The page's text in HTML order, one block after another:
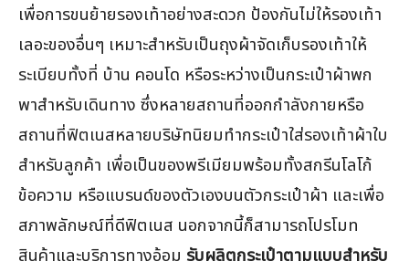
เพื่อการขนย้ายรองเท้าอย่างสะดวก ป้องกันไม่ให้รองเท้า
เลอะของอื่นๆ เหมาะสำหรับเป็นถุงผ้าจัดเก็บรองเท้าให้
ระเบียบทั้งที่ บ้าน คอนโด หรือระหว่างเป็นกระเป๋าผ้าพก
พาสำหรับเดินทาง ซึ่งหลายสถานที่ออกกำลังกายหรือ
สถานที่ฟิตเนสหลายบริษัทนิยมทำกระเป๋าใส่รองเท้าผ้าใบ
สำหรับลูกค้า เพื่อเป็นของพรีเมียมพร้อมทั้งสกรีนโลโก้
ข้อความ หรือแบรนด์ของตัวเองบนตัวกระเป๋าผ้า และเพื่อ
สภาพลักษณ์ที่ดีฟิตเนส นอกจากนี้ก็สามารถโปรโมท
สินค้าและบริการทางอ้อม รับผลิตกระเป๋าตามแบบสำหรับ